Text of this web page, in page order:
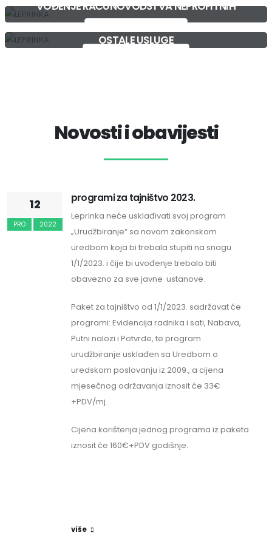
POGLEDAJTE PONUDU
VOĐENJE RAČUNOVODSTVA NEPROFITNIH
ORGANIZACIJA
POGLEDATE PONUDU
OSTALE USLUGE
Novosti i obavijesti
12
PRO 2022
programi za tajništvo 2023.
Leprinka neće usklađivati svoj program
„Urudžbiranje“ sa novom zakonskom
uredbom koja bi trebala stupiti na snagu
1/1/2023. i čije bi uvođenje trebalo biti
obavezno za sve javne ustanove.
Paket za tajništvo od 1/1/2023. sadržavat će
programi: Evidencija radnika i sati, Nabava,
Putni nalozi i Potvrde, te program
urudžbiranje usklađen sa Uredbom o
uredskom poslovanju iz 2009., a cijena
mjesečnog održavanja iznosit će 33€
+PDV/mj.
Cijena korištenja jednog programa iz paketa
iznosit će 160€+PDV godišnje.
više